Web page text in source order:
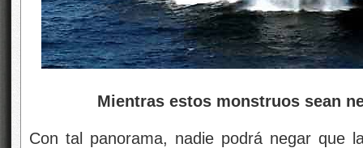
Mientras estos monstruos sean
Con tal panorama, nadie podrá negar que